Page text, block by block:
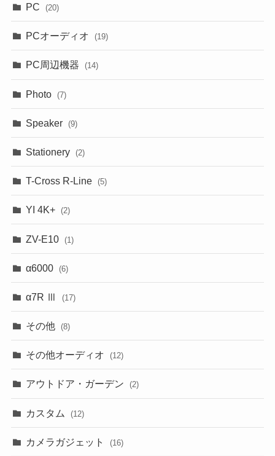
PC (20)
PCオーディオ (19)
PC周辺機器 (14)
Photo (7)
Speaker (9)
Stationery (2)
T-Cross R-Line (5)
YI 4K+ (2)
ZV-E10 (1)
α6000 (6)
α7R Ⅲ (17)
その他 (8)
その他オーディオ (12)
アウトドア・ガーデン (2)
カスタム (12)
カメラガジェット (16)